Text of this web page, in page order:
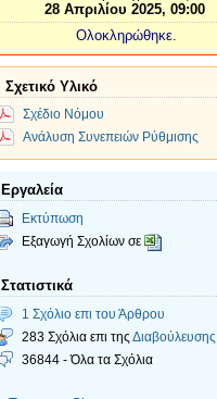
28 Απριλίου 2025, 09:00
Ολοκληρώθηκε.
Σχετικό Υλικό
Σχέδιο Νόμου
Ανάλυση Συνεπειών Ρύθμισης
Εργαλεία
Εκτύπωση
Εξαγωγή Σχολίων σε
Στατιστικά
1 Σχόλιο επι του Άρθρου
283 Σχόλια επι της Διαβούλευσης
36844 - Όλα τα Σχόλια